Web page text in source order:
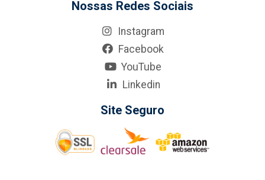
Nossas Redes Sociais
Instagram
Facebook
YouTube
Linkedin
Site Seguro